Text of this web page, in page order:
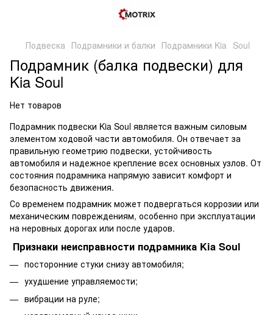
Подвеска Подрамники и балки Подрамники Kia Soul
Подрамник (балка подвески) для
Kia Soul
Нет товаров
Подрамник подвески Kia Soul является важным силовым
элементом ходовой части автомобиля. Он отвечает за
правильную геометрию подвески, устойчивость
автомобиля и надежное крепление всех основных узлов. От
состояния подрамника напрямую зависит комфорт и
безопасность движения.
Со временем подрамник может подвергаться коррозии или
механическим повреждениям, особенно при эксплуатации
на неровных дорогах или после ударов.
Признаки неисправности подрамника Kia Soul
посторонние стуки снизу автомобиля;
ухудшение управляемости;
вибрации на руле;